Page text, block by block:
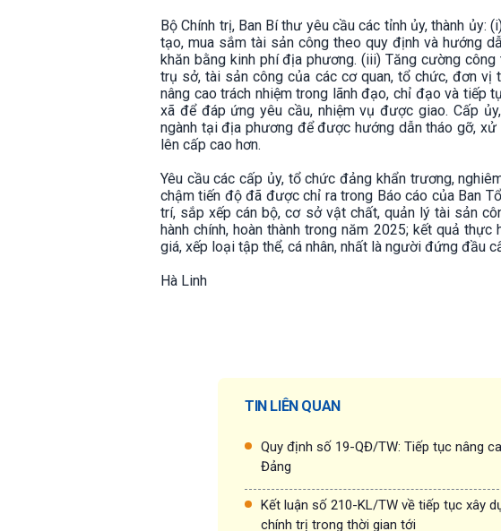
Bộ Chính trị, Ban Bí thư yêu cầu các tỉnh ủy, thành
tạo, mua sắm tài sản công theo quy định và hướng
khăn bằng kinh phí địa phương. (iii) Tăng cường
trụ sở, tài sản công của các cơ quan, tổ chức, đơn vị
nâng cao trách nhiệm trong lãnh đạo, chỉ đạo và tiếp
xã để đáp ứng yêu cầu, nhiệm vụ được giao. Cấp
ngành tại địa phương để được hướng dẫn tháo gỡ,
lên cấp cao hơn.
Yêu cầu các cấp ủy, tổ chức đảng khẩn trương,
chậm tiến độ đã được chỉ ra trong Báo cáo của Ban
trí, sắp xếp cán bộ, cơ sở vật chất, quản lý tài sản
hành chính, hoàn thành trong năm 2025; kết quả
giá, xếp loại tập thể, cá nhân, nhất là người đứng đầu
Hà Linh
TIN LIÊN QUAN
Quy định số 19-QĐ/TW: Tiếp tục nâng
Đảng
Kết luận số 210-KL/TW về tiếp tục xây
chính trị trong thời gian tới